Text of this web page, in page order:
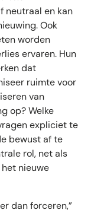
neutraal en kan
Ook
worden
ervaren. Hun
dat
ruimte voor
van
op? Welke
expliciet te
bewust af te
rol, net als
nieuwe
dan forceren,”